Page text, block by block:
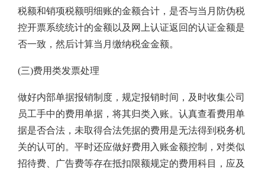
税额和销项税额明细账的金额合计，是否与当月防伪税
控开票系统统计的金额以及网上认证返回的认证金额是
否一致，然后计算当月缴纳税金金额。
(三)费用类发票处理
做好内部单据报销制度，规定报销时间，及时收集公司
员工手中的费用单据，将其归类入账。认真查看费用单
据是否合法，未取得合法凭据的费用是无法得到税务机
关的认可的。平时还应做好费用入账金额控制，对类似
招待费、广告费等存在抵扣限额规定的费用科目，应及